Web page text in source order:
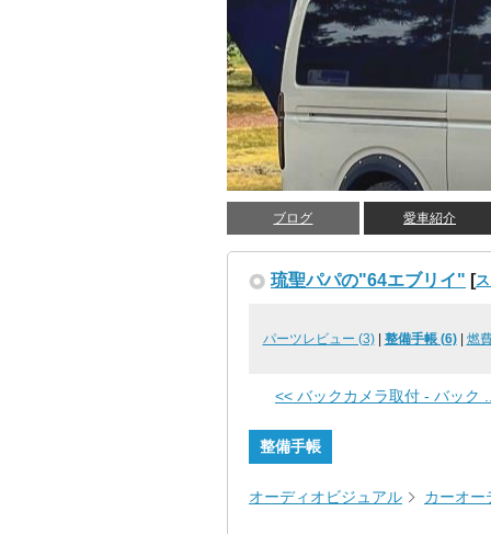
ブログ 愛車紹介
琉聖パパの"64エブリイ" [
パーツレビュー (3)| 整備手帳 (6)| 燃
<< バックカメラ取付 - バック
整備手帳
オーディオビジュアル カーオー